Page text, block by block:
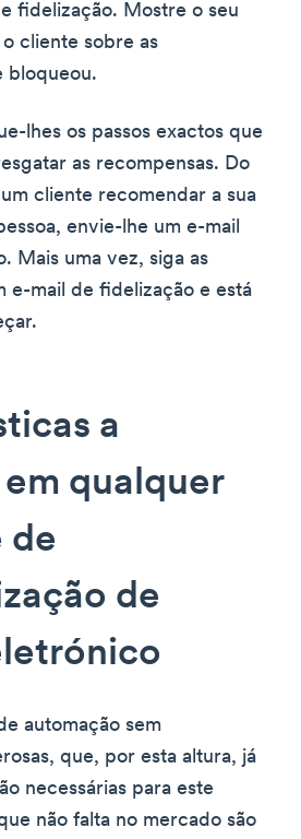
fidelização. Mostre o seu
cliente sobre as
bloqueou.
lhes os passos exactos que
as recompensas. Do
cliente recomendar a sua
envie-lhe um e-mail
Mais uma vez, siga as
e-mail de fidelização e está
a
qualquer
de
de
automação sem
que, por esta altura, já
necessárias para este
não falta no mercado são